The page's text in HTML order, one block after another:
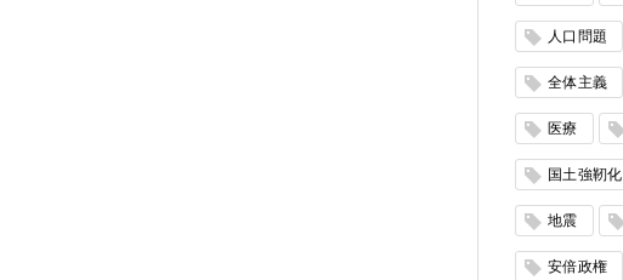
人口問題
全体主義
医療
国土強靭化
地震
安倍政権